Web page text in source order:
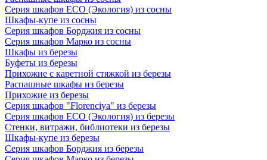
Серия шкафов ECO (Экология) из сосны
Шкафы-купе из сосны
Серия шкафов Борджия из сосны
Серия шкафов Марко из сосны
Шкафы из березы
Буфеты из березы
Прихожие с каретной стяжкой из березы
Распашные шкафы из березы
Прихожие из березы
Серия шкафов "Florenciya" из березы
Серия шкафов ECO (Экология) из березы
Стенки, витражи, библиотеки из березы
Шкафы-купе из березы
Серия шкафов Борджия из березы